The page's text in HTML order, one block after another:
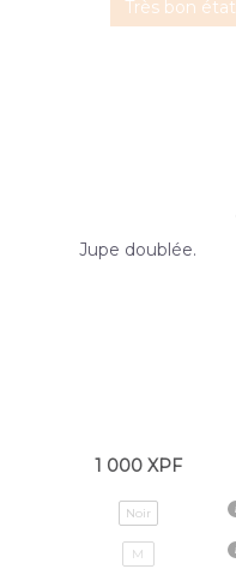
Très bon état
Jupe doublée.
1 000 XPF
Noir
M